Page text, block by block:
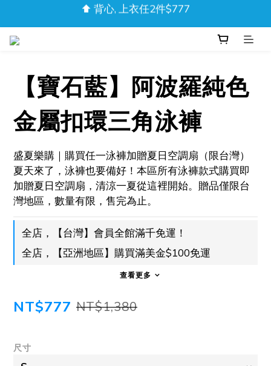
❚❘ 輸入會員限定碼「DAD20」內著、短褲享8折 ❘❚
❚❘ 輸入會員限定碼「DAD20」內著、短褲享8折 ❘❚
❚❘ 輸入會員限定碼「DAD20」內著、短褲享8折 ❘❚
【寶石藍】阿波羅純色
金屬扣環三角泳褲
盛夏樂購｜購買任一泳褲加贈夏日空調扇（限台灣）
夏天來了，泳褲也要備好！本區所有泳褲款式購買即
加贈夏日空調扇，清涼一夏從這裡開始。贈品僅限台
灣地區，數量有限，售完為止。
全店，【台灣】會員全館滿千免運！
全店，【亞洲地區】購買滿美金$100免運
查看更多
NT$777 NT$1,380
尺寸